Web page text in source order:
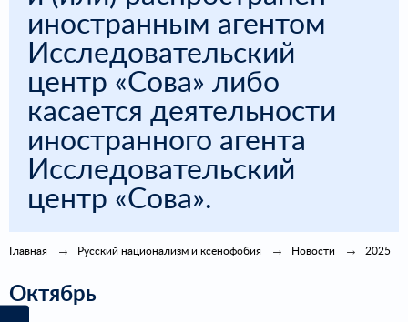
иностранным агентом
Исследовательский
центр «Сова» либо
касается деятельности
иностранного агента
Исследовательский
центр «Сова».
Главная Русский национализм и ксенофобия Новости 2025
Октябрь